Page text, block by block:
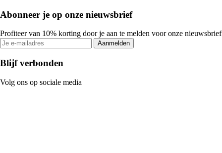
Abonneer je op onze nieuwsbrief
Profiteer van 10% korting door je aan te melden voor onze nieuwsbrief
Aanmelden
Blijf verbonden
Volg ons op sociale media